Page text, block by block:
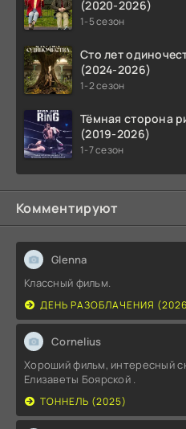
(2020-2026)
1-5 сезон
Сто лет
(2024-2026)
1-2 сезон
Тёмная сторона
(2019-2026)
1-7 сезон
Комментируют
Glenna
Классный фильм.
ДЕНЬ РАЗОБЛАЧЕНИЯ
Cornelius
Хороший фильм, интересный
Елизаветы Боярской .
ТОННЕЛЬ (2025)